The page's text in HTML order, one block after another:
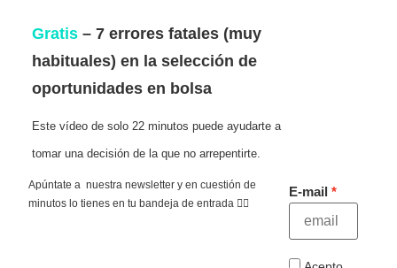
Gratis – 7 errores fatales (muy
habituales) en la selección de
oportunidades en bolsa
Este vídeo de solo 22 minutos puede ayudarte a
tomar una decisión de la que no arrepentirte.
Apúntate a nuestra newsletter y en cuestión de
minutos lo tienes en tu bandeja de entrada 👇🏻
E-mail